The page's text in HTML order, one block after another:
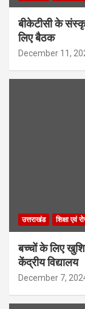
बीकेटीसी के
लिए बैठक
December 11,
उत्तराखंड शिक्षा एवं
बच्चों के लिए
केंद्रीय विद्यालय
December 7,